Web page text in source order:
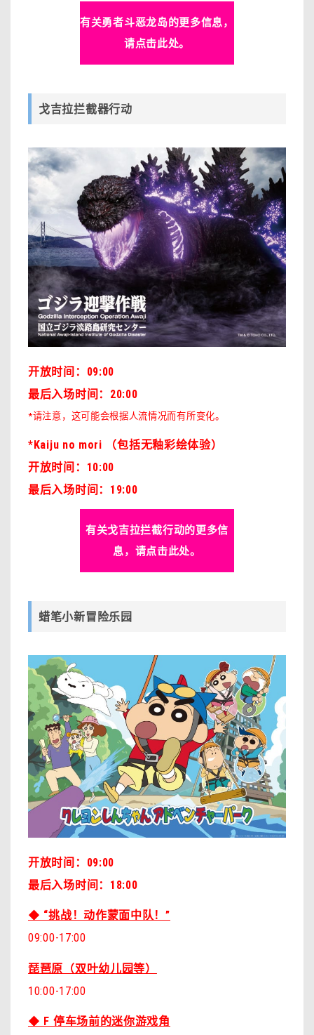
有关勇者斗恶龙岛的更多信息，
请点击此处。
戈吉拉拦截器行动
开放时间：09:00
最后入场时间：20:00
*请注意，这可能会根据人流情况而有所变化。
*Kaiju no mori （包括无釉彩绘体验）
开放时间：10:00
最后入场时间：19:00
有关戈吉拉拦截行动的更多信
息，请点击此处。
蜡笔小新冒险乐园
开放时间：09:00
最后入场时间：18:00
◆ “挑战！动作蒙面中队！”
09:00-17:00
琵琶原（双叶幼儿园等）
10:00-17:00
◆ F 停车场前的迷你游戏角